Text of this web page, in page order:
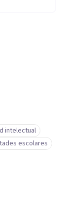
intelectual
escolares